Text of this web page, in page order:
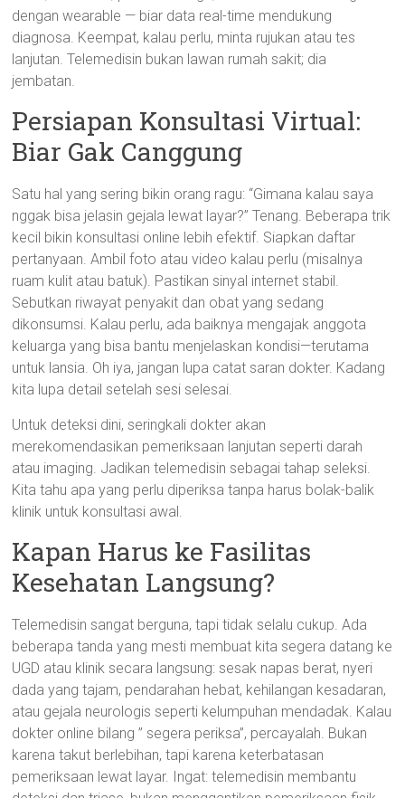
dengan wearable — biar data real-time mendukung
diagnosa. Keempat, kalau perlu, minta rujukan atau tes
lanjutan. Telemedisin bukan lawan rumah sakit; dia
jembatan.
Persiapan Konsultasi Virtual:
Biar Gak Canggung
Satu hal yang sering bikin orang ragu: “Gimana kalau saya
nggak bisa jelasin gejala lewat layar?” Tenang. Beberapa trik
kecil bikin konsultasi online lebih efektif. Siapkan daftar
pertanyaan. Ambil foto atau video kalau perlu (misalnya
ruam kulit atau batuk). Pastikan sinyal internet stabil.
Sebutkan riwayat penyakit dan obat yang sedang
dikonsumsi. Kalau perlu, ada baiknya mengajak anggota
keluarga yang bisa bantu menjelaskan kondisi—terutama
untuk lansia. Oh iya, jangan lupa catat saran dokter. Kadang
kita lupa detail setelah sesi selesai.
Untuk deteksi dini, seringkali dokter akan
merekomendasikan pemeriksaan lanjutan seperti darah
atau imaging. Jadikan telemedisin sebagai tahap seleksi.
Kita tahu apa yang perlu diperiksa tanpa harus bolak-balik
klinik untuk konsultasi awal.
Kapan Harus ke Fasilitas
Kesehatan Langsung?
Telemedisin sangat berguna, tapi tidak selalu cukup. Ada
beberapa tanda yang mesti membuat kita segera datang ke
UGD atau klinik secara langsung: sesak napas berat, nyeri
dada yang tajam, pendarahan hebat, kehilangan kesadaran,
atau gejala neurologis seperti kelumpuhan mendadak. Kalau
dokter online bilang ” segera periksa”, percayalah. Bukan
karena takut berlebihan, tapi karena keterbatasan
pemeriksaan lewat layar. Ingat: telemedisin membantu